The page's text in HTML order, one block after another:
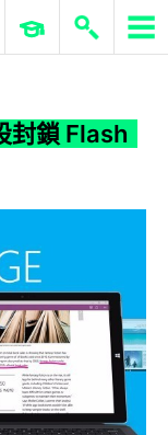
鎖 Flash 內容
ERP 與商業 AI
封鎖 Flash